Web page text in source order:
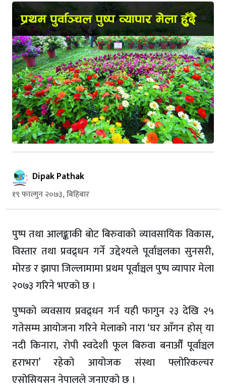
Dipak Pathak
१९ फाल्गुन २०७३, बिहिबार
पुष्प तथा आलङ्काकी बोट बिरुवाको व्यावसायिक विकास,
विस्तार तथा प्रवद्र्धन गर्ने उद्देश्यले पूर्वाञ्चलका सुनसरी,
मोरङ र झापा जिल्लामामा प्रथम पूर्वाञ्चल पुष्प व्यापार मेला
२०७३ गरिने भएको छ ।
पुष्पको व्यवसाय प्रवद्र्धन गर्न यही फागुन २३ देखि २५
गतेसम्म आयोजना गरिने मेलाको नारा ‘घर आँगन होस् या
नदी किनारा, रोपी स्वदेशी फूल बिरुवा बनाऔँ पूर्वाञ्चल
हराभरा’ रहेको आयोजक संस्था फ्लोरिकल्चर
एसोसियसन नेपालले जनाएको छ ।